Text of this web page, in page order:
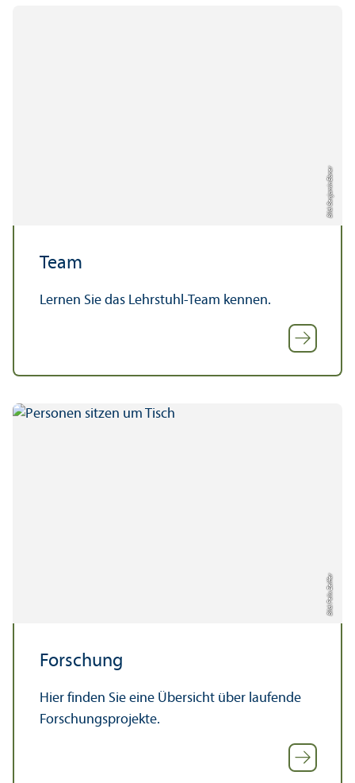
Bild: Benjamin Ebner
Team
Lernen Sie das Lehr­stuhl-Team kennen.
Bild: Felix Zeiffer
Forschung
Hier finden Sie eine Über­sicht über laufende
Forschungs­projekte.